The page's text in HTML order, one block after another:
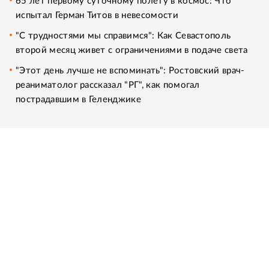
испытал Герман Титов в невесомости
"С трудностями мы справимся": Как Севастополь
второй месяц живет с ограничениями в подаче света
"Этот день лучше не вспоминать": Ростовский врач-
реаниматолог рассказал "РГ", как помогал
пострадавшим в Геленджике